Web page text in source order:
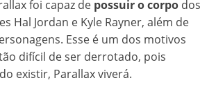
foi capaz de possuir o corpo dos
Hal Jordan e Kyle Rayner, além de
Esse é um dos motivos
difícil de ser derrotado, pois
existir, Parallax viverá.